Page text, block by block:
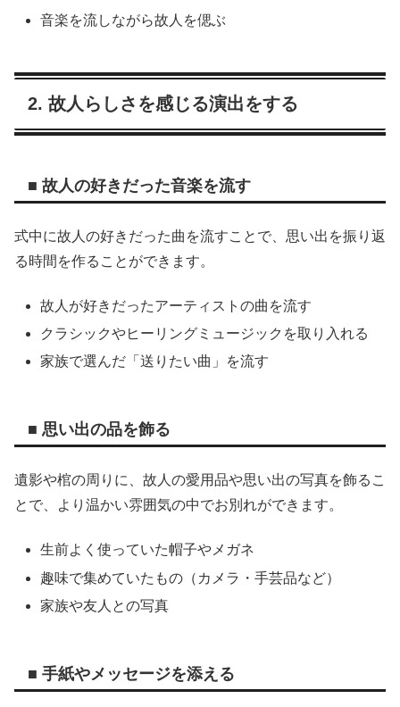
音楽を流しながら故人を偲ぶ
2. 故人らしさを感じる演出をする
■ 故人の好きだった音楽を流す
式中に故人の好きだった曲を流すことで、思い出を振り返
る時間を作ることができます。
故人が好きだったアーティストの曲を流す
クラシックやヒーリングミュージックを取り入れる
家族で選んだ「送りたい曲」を流す
■ 思い出の品を飾る
遺影や棺の周りに、故人の愛用品や思い出の写真を飾るこ
とで、より温かい雰囲気の中でお別れができます。
生前よく使っていた帽子やメガネ
趣味で集めていたもの（カメラ・手芸品など）
家族や友人との写真
■ 手紙やメッセージを添える